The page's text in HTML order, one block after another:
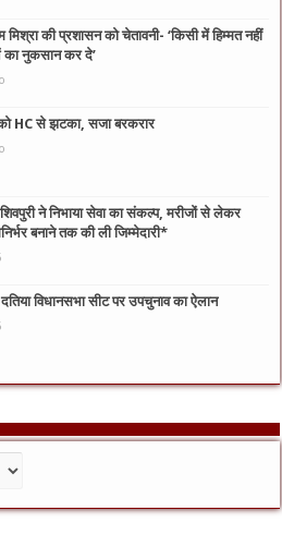
मिश्रा की प्रशासन को चेतावनी- ‘किसी में हिम्मत नहीं
का नुकसान कर दे’
HC से झटका, सजा बरकरार
ने निभाया सेवा का संकल्प, मरीजों से लेकर
बनाने तक की ली जिम्मेदारी*
विधानसभा सीट पर उपचुनाव का ऐलान